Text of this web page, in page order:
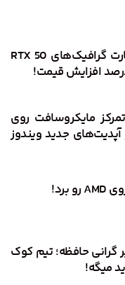
موج عجیب گرانی کارت گرافیک‌های RTX 50
مایکروسافت روی
جدید ویندوز
گرانی حافظه؛ تیم کوک
میگه!